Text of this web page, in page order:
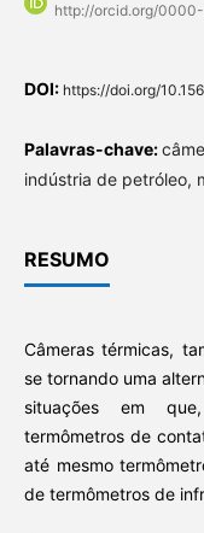
http://orcid.org/
DOI: https://doi.org/
Palavras-chave:
indústria de petróleo,
RESUMO
Câmeras térmicas,
se tornando uma
situações em
termômetros de
até mesmo
de termômetros de